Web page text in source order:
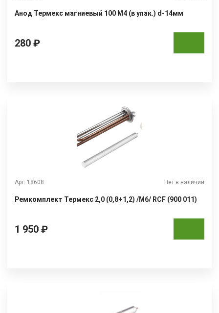
Анод Термекс магниевый 100 М4 (в упак.) d-14мм
280 ₽
Арт. 18608 Нет в наличии
Ремкомплект Термекс 2,0 (0,8+1,2) /М6/ RCF (900 011)
1 950 ₽